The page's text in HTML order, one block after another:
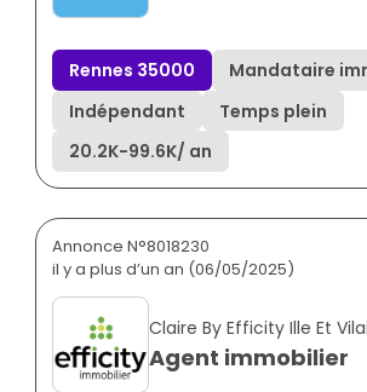
Rennes 35000
Mandataire
Indépendant
Temps plein
20.2K-99.6K/ an
Annonce N°8018230
il y a plus d’un an (06/05/2025)
Claire By Efficity Ille Et
Agent immobilier